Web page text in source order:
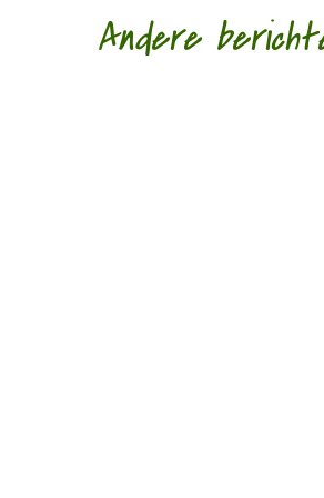
Andere